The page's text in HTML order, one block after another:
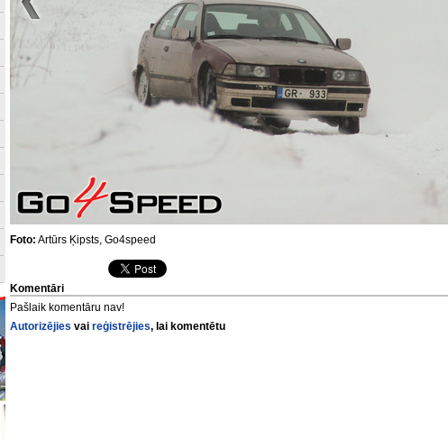
Foto: Artūrs Ķipsts, Go4speed
Komentāri
Pašlaik komentāru nav!
Autorizējies vai reģistrējies, lai komentētu